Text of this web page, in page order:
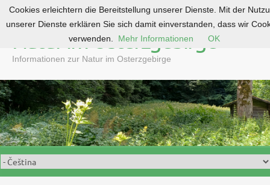
o
c
o
n
t
e
n
Natur im Osterzgebirge
Informationen zur Natur im Osterzgebirge
Cookies erleichtern die Bereitstellung unserer Dienste. Mit der
unserer Dienste erklären Sie sich damit einverstanden, dass wir
verwenden.
Mehr Informationen OK